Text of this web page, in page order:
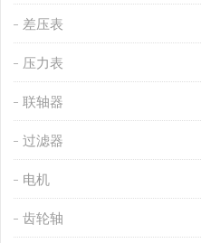
差压表
压力表
联轴器
过滤器
电机
齿轮轴